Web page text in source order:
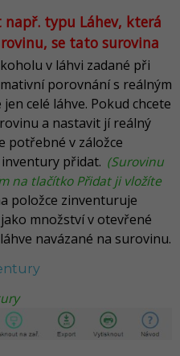
typu Láhev, která
se tato surovina
v láhvi zadané při
porovnání s reálným
celé láhve. Pokud chcete
a nastavit jí reálný
potřebné v záložce
přidat. (Surovinu
na tlačítko Přidat ji vložíte
položce zinventuruje
množství v otevřené
navázané na surovinu.